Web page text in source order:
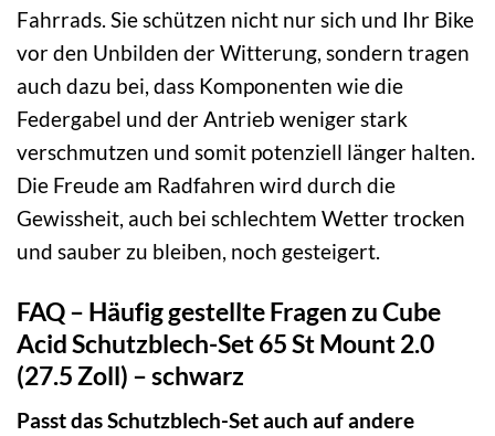
Fahrrads. Sie schützen nicht nur sich und Ihr Bike
vor den Unbilden der Witterung, sondern tragen
auch dazu bei, dass Komponenten wie die
Federgabel und der Antrieb weniger stark
verschmutzen und somit potenziell länger halten.
Die Freude am Radfahren wird durch die
Gewissheit, auch bei schlechtem Wetter trocken
und sauber zu bleiben, noch gesteigert.
FAQ – Häufig gestellte Fragen zu Cube
Acid Schutzblech-Set 65 St Mount 2.0
(27.5 Zoll) – schwarz
Passt das Schutzblech-Set auch auf andere